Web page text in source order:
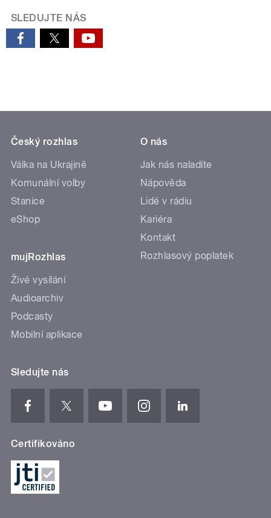
SLEDUJTE NÁS
Český rozhlas
Válka na Ukrajině
Komunální volby
Stanice
eShop
mujRozhlas
Živé vysílání
Audioarchiv
Podcasty
Mobilní aplikace
O nás
Jak nás naladíte
Nápověda
Lidé v rádiu
Kariéra
Kontakt
Rozhlasový poplatek
Sledujte nás
Certifikováno